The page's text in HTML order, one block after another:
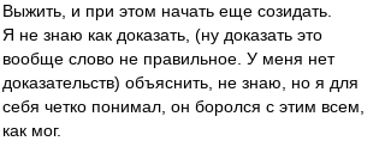
Выжить, и при этом начать еще созидать.
Я не знаю как доказать, (ну доказать это
вообще слово не правильное. У меня нет
доказательств) объяснить, не знаю, но я для
себя четко понимал, он боролся с этим всем,
как мог.